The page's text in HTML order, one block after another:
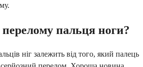
пальця ноги?
ніг залежить від того, який палець